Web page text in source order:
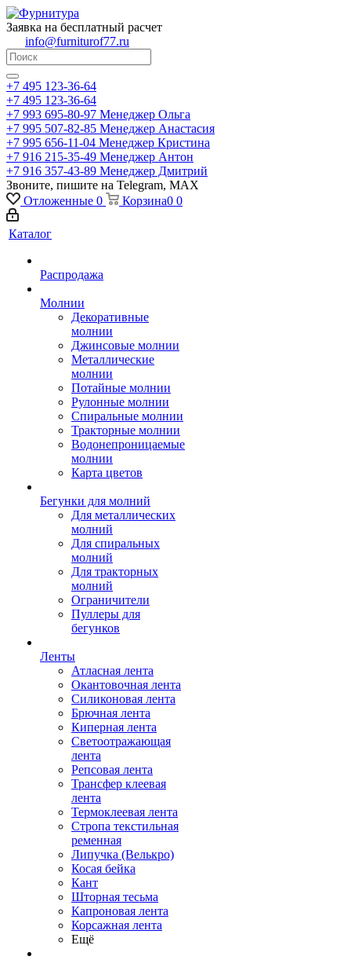
Заявка на бесплатный расчет
info@furniturof77.ru
+7 495 123-36-64
+7 495 123-36-64
+7 993 695-80-97 Менеджер Ольга
+7 995 507-82-85 Менеджер Анастасия
+7 995 656-11-04 Менеджер Кристина
+7 916 215-35-49 Менеджер Антон
+7 916 357-43-89 Менеджер Дмитрий
Звоните, пишите на Telegram, MAX
Отложенные 0 Корзина0 0
Каталог
Распродажа
Молнии
Декоративные
молнии
Джинсовые молнии
Металлические
молнии
Потайные молнии
Рулонные молнии
Спиральные молнии
Тракторные молнии
Водонепроницаемые
молнии
Карта цветов
Бегунки для молний
Для металлических
молний
Для спиральных
молний
Для тракторных
молний
Ограничители
Пуллеры для
бегунков
Ленты
Атласная лента
Окантовочная лента
Силиконовая лента
Брючная лента
Киперная лента
Светоотражающая
лента
Репсовая лента
Трансфер клеевая
лента
Термоклеевая лента
Стропа текстильная
ременная
Липучка (Велькро)
Косая бейка
Кант
Шторная тесьма
Капроновая лента
Корсажная лента
Ещё